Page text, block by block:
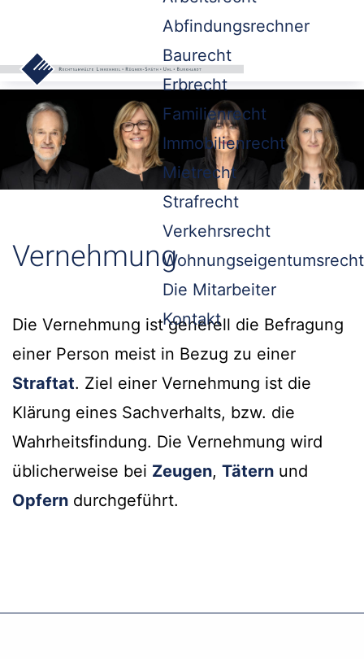
Abfindungsrechner
Baurecht
Erbrecht
Familienrecht
Immobilienrecht
Mietrecht
Strafrecht
Verkehrsrecht
Wohnungseigentumsrecht
Die Mitarbeiter
Kontakt
Vernehmung
Die Vernehmung ist generell die Befragung
einer Person meist in Bezug zu einer
Straftat. Ziel einer Vernehmung ist die
Klärung eines Sachverhalts, bzw. die
Wahrheitsfindung. Die Vernehmung wird
üblicherweise bei Zeugen, Tätern und
Opfern durchgeführt.